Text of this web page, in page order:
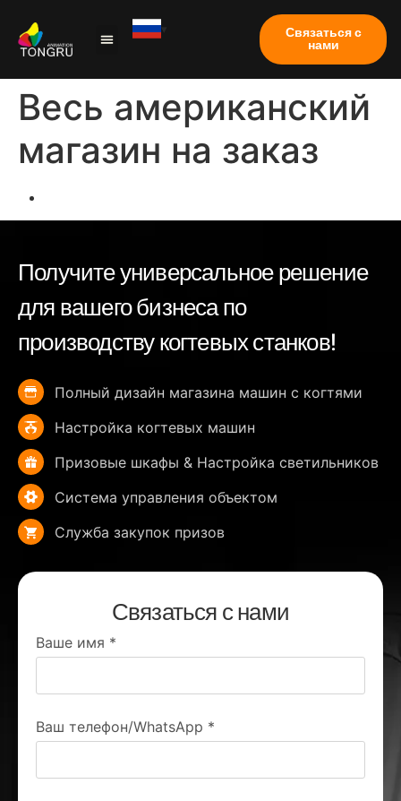
Связаться с
нами
Весь американский
магазин на заказ
Получите универсальное решение
для вашего бизнеса по
производству когтевых станков!
Полный дизайн магазина машин с когтями
Настройка когтевых машин
Призовые шкафы & Настройка светильников
Система управления объектом
Служба закупок призов
Связаться с нами
Ваше имя *
Ваш телефон/WhatsApp *